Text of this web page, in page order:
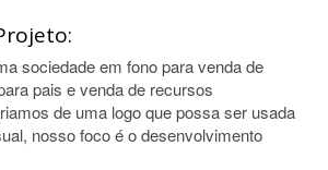
sociedade em fono para venda de
pais e venda de recursos
de uma logo que possa ser usada
nosso foco é o desenvolvimento